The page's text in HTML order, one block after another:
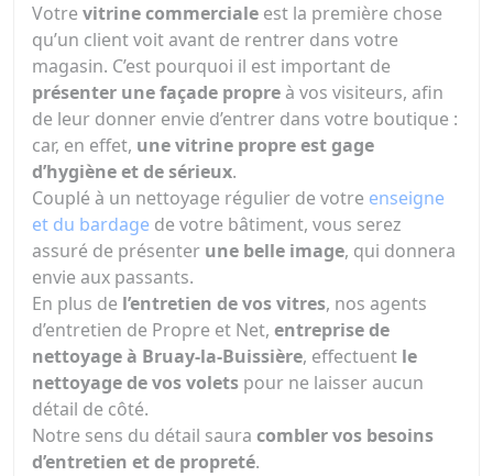
Votre vitrine commerciale est la première chose
qu’un client voit avant de rentrer dans votre
magasin. C’est pourquoi il est important de
présenter une façade propre à vos visiteurs, afin
de leur donner envie d’entrer dans votre boutique :
car, en effet, une vitrine propre est gage
d’hygiène et de sérieux.
Couplé à un nettoyage régulier de votre enseigne
et du bardage de votre bâtiment, vous serez
assuré de présenter une belle image, qui donnera
envie aux passants.
En plus de l’entretien de vos vitres, nos agents
d’entretien de Propre et Net, entreprise de
nettoyage à Bruay-la-Buissière, effectuent le
nettoyage de vos volets pour ne laisser aucun
détail de côté.
Notre sens du détail saura combler vos besoins
d’entretien et de propreté.